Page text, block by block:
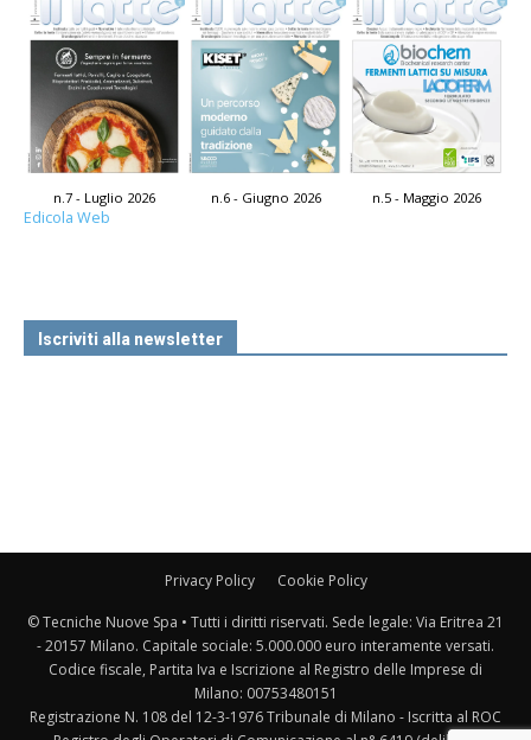
n.7 - Luglio 2026 n.6 - Giugno 2026 n.5 - Maggio 2026
Edicola Web
Iscriviti alla newsletter
Privacy Policy Cookie Policy
© Tecniche Nuove Spa • Tutti i diritti riservati. Sede legale: Via Eritrea 21
- 20157 Milano. Capitale sociale: 5.000.000 euro interamente versati.
Codice fiscale, Partita Iva e Iscrizione al Registro delle Imprese di
Milano: 00753480151
Registrazione N. 108 del 12-3-1976 Tribunale di Milano - Iscritta al ROC